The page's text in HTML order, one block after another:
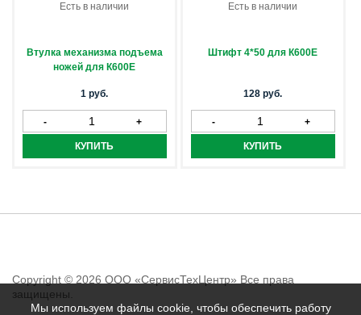
Есть в наличии
Втулка механизма подъема
ножей для К600Е
1 руб.
Есть в наличии
Штифт 4*50 для К600Е
128 руб.
Copyright © 2026 ООО «СервисТехЦентр» Все права
защищены.
Мы используем файлы cookie, чтобы обеспечить работу